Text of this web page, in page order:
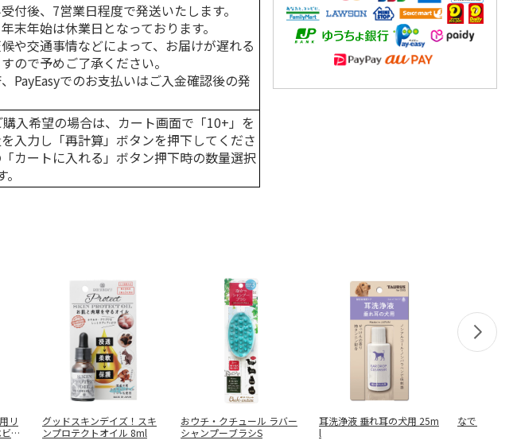
付後、7営業日程度で発送いたします。
末年始は休業日となっております。
や交通事情などによって、お届けが遅れる
ので予めご了承ください。
PayEasyでのお支払いはご入金確認後の発
入希望の場合は、カート画面で「10+」を
入力し「再計算」ボタンを押下してくださ
カートに入れる」ボタン押下時の数量選択
リ
ー
グッドスキンデイズ！スキ
ンプロテクトオイル 8ml
おウチ・クチュール ラバー
シャンプーブラシS
耳洗浄液 垂れ耳の犬用 25m
l
なで犬(わん